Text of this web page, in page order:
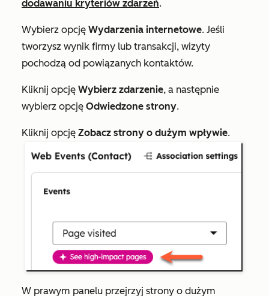
dodawaniu kryteriów zdarzeń.
Wybierz opcję Wydarzenia internetowe. Jeśli
tworzysz wynik firmy lub transakcji, wizyty
pochodzą od powiązanych kontaktów.
Kliknij opcję Wybierz zdarzenie, a następnie
wybierz opcję Odwiedzone strony.
Kliknij opcję Zobacz strony o dużym wpływie.
W prawym panelu przejrzyj strony o dużym